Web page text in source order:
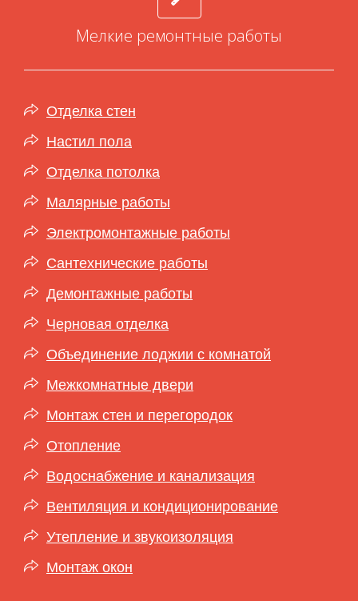
Мелкие ремонтные работы
Отделка стен
Настил пола
Отделка потолка
Малярные работы
Электромонтажные работы
Сантехнические работы
Демонтажные работы
Черновая отделка
Объединение лоджии с комнатой
Межкомнатные двери
Монтаж стен и перегородок
Отопление
Водоснабжение и канализация
Вентиляция и кондиционирование
Утепление и звукоизоляция
Монтаж окон